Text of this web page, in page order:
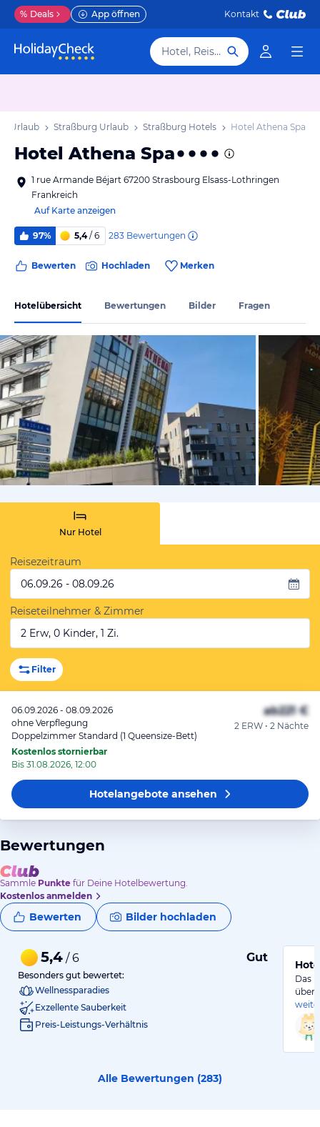
% Deals App öffnen Kontakt
Hotel, Reiseziel
Urlaub Straßburg Urlaub Straßburg Hotels Hotel Athena Spa
Hotel Athena Spa
1 rue Armande Béjart 67200 Strasbourg Elsass-Lothringen
Frankreich
Auf Karte anzeigen
97% 5,4/ 6 283 Bewertungen
Bewerten Hochladen Merken
Hotelübersicht Bewertungen Bilder Fragen
von
Nur Hotel
Reisezeitraum
06.09.26 - 08.09.26
Reiseteilnehmer & Zimmer
2 Erw, 0 Kinder, 1 Zi.
Filter
06.09.2026 - 08.09.2026
ohne Verpflegung
Doppelzimmer Standard (1 Queensize-Bett)
Kostenlos stornierbar
Bis 31.08.2026, 12:00
ab221 €
2 ERW • 2 Nächte
Hotelangeboteansehen
Bewertungen
Sammle Punkte für Deine Hotelbewertung.
Kostenlos anmelden
Bewerten Bilder hochladen
5,4 / 6 Gut
Besonders gut bewertet:
Wellnessparadies
Exzellente Sauberkeit
Preis-Leistungs-Verhältnis
Das
über
Alle Bewertungen (283)